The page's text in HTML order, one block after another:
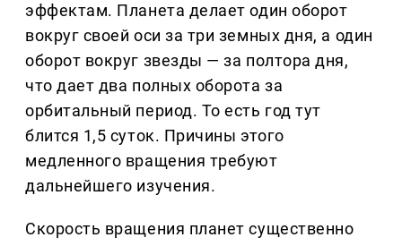
эффектам. Планета делает один оборот
вокруг своей оси за три земных дня, а один
оборот вокруг звезды — за полтора дня,
что дает два полных оборота за
орбитальный период. То есть год тут
блится 1,5 суток. Причины этого
медленного вращения требуют
дальнейшего изучения.
Скорость вращения планет существенно